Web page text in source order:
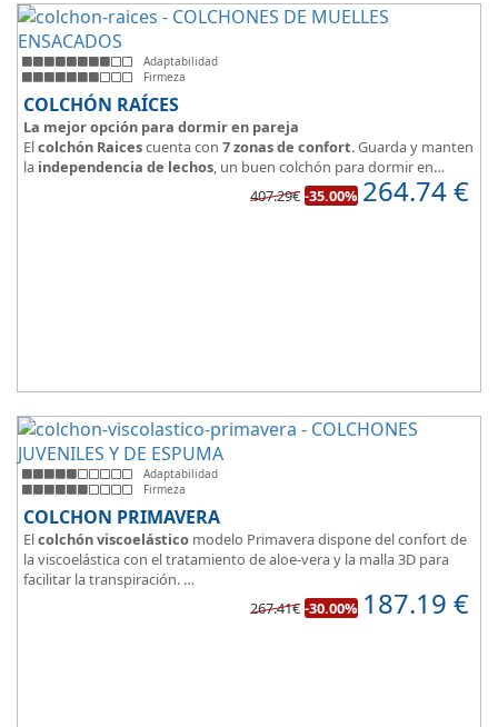
Adaptabilidad
Firmeza
COLCHÓN RAÍCES
La mejor opción para dormir en pareja
Elcolchón Raicescuenta con 7 zonas de confort. Guarda y manten
la independencia de lechos, un buen colchón para dormir en
Las personas calurosas agradecerán su tejido 3D y la gran
407.29€ -35.00% 264.74€
Adaptabilidad
Firmeza
COLCHON PRIMAVERA
Elcolchón viscoelástico modelo Primavera dispone del confort de
la viscoelástica con el tratamiento de aloe-vera y la malla 3D para
facilitar la transpiración.
Según medida del colchón estamos hablando tanto de un colchón
267.41€ -30.00% 187.19 €